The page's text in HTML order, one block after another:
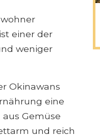
einer der
weniger
Okinawans
eine
Gemüse
und reich